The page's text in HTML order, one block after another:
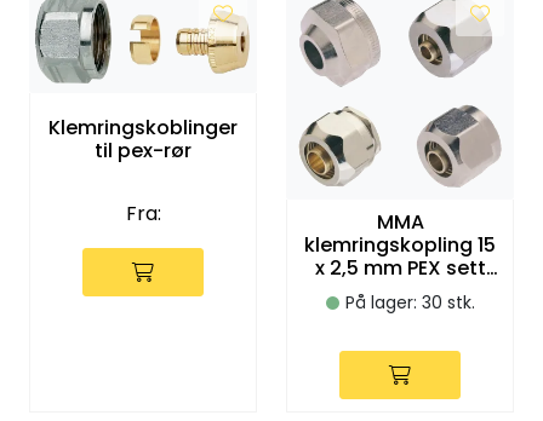
Klemringskoblinger
til pex-rør
Fra:
MMA
klemringskopling 15
x 2,5 mm PEX sett
På lager: 30 stk.